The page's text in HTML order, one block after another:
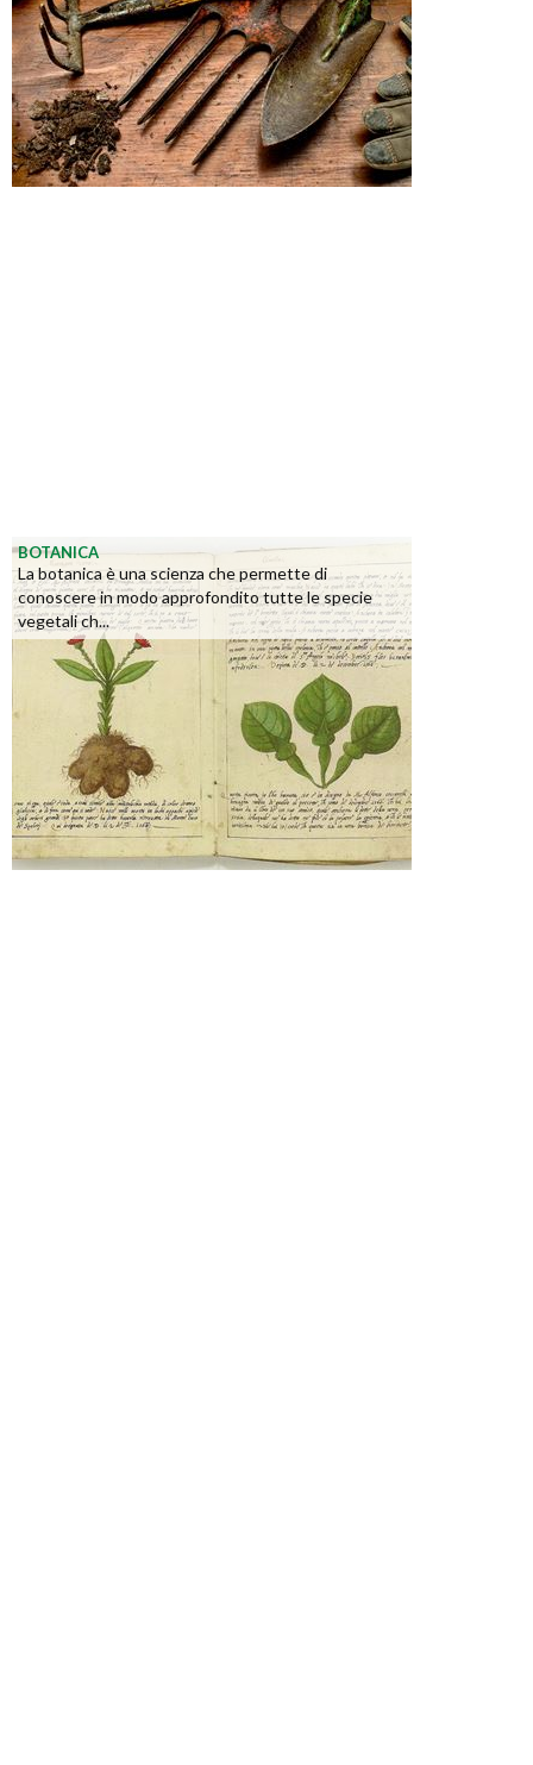
BOTANICA
La botanica è una scienza che permette di
conoscere in modo approfondito tutte le specie
vegetali ch...